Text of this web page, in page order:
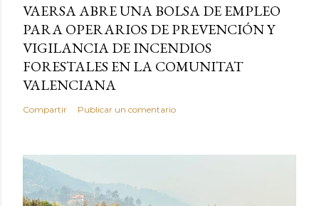
VAERSA ABRE UNA BOLSA DE EMPLEO
PARA OPERARIOS DE PREVENCIÓN Y
VIGILANCIA DE INCENDIOS
FORESTALES EN LA COMUNITAT
VALENCIANA
Compartir Publicar un comentario